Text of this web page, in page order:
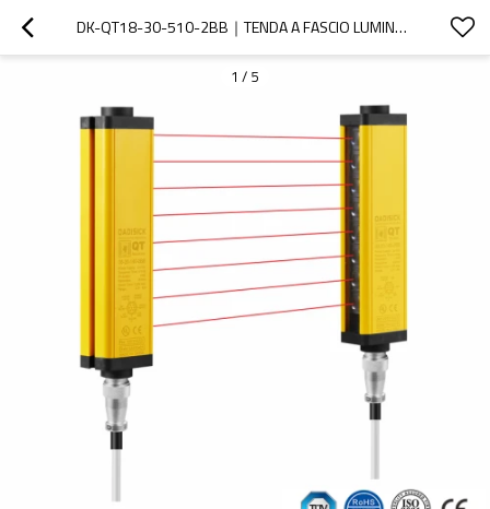
DK-QT18-30-510-2BB｜TENDA A FASCIO LUMINOSO｜DADISICK
1 / 5